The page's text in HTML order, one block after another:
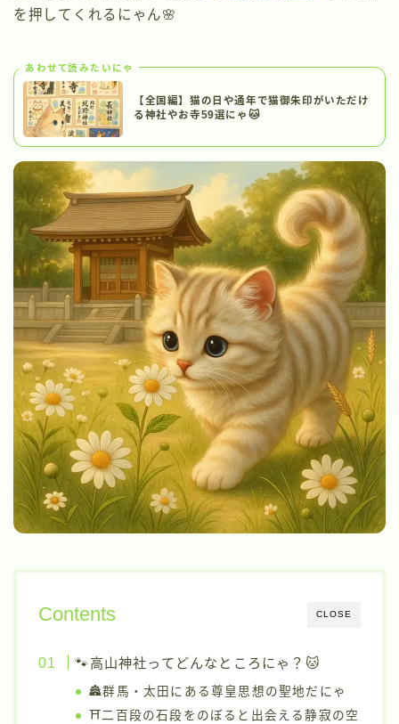
を押してくれるにゃん🌸
あわせて読みたいにゃ
【全国編】猫の日や通年で猫御朱印がいただけ
る神社やお寺59選にゃ🐱
CLOSE
Contents
🐾高山神社ってどんなところにゃ？🐱
🏯群馬・太田にある尊皇思想の聖地だにゃ
⛩二百段の石段をのぼると出会える静寂の空